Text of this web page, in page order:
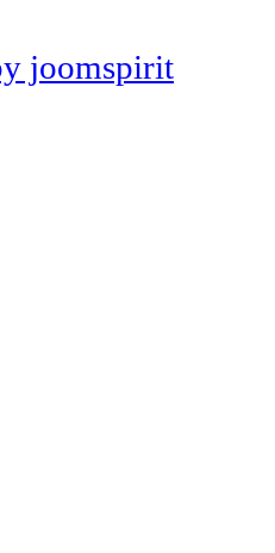
joomspirit